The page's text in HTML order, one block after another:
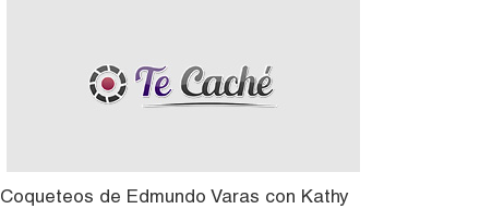
Coqueteos de Edmundo Varas con Kathy